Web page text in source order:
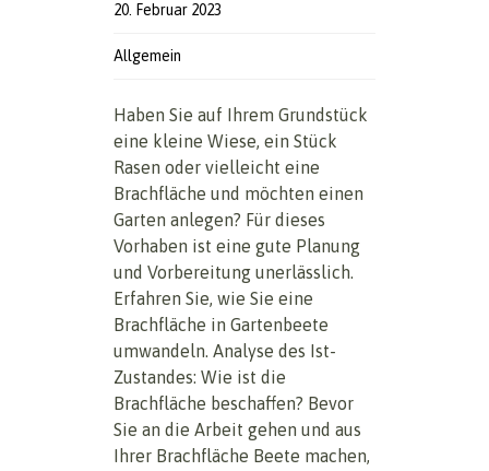
20. Februar 2023
Allgemein
Haben Sie auf Ihrem Grundstück
eine kleine Wiese, ein Stück
Rasen oder vielleicht eine
Brachfläche und möchten einen
Garten anlegen? Für dieses
Vorhaben ist eine gute Planung
und Vorbereitung unerlässlich.
Erfahren Sie, wie Sie eine
Brachfläche in Gartenbeete
umwandeln. Analyse des Ist-
Zustandes: Wie ist die
Brachfläche beschaffen? Bevor
Sie an die Arbeit gehen und aus
Ihrer Brachfläche Beete machen,